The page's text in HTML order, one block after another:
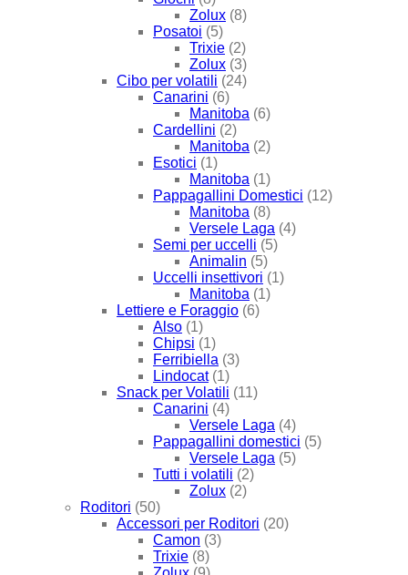
Zolux (8)
Posatoi (5)
Trixie (2)
Zolux (3)
Cibo per volatili (24)
Canarini (6)
Manitoba (6)
Cardellini (2)
Manitoba (2)
Esotici (1)
Manitoba (1)
Pappagallini Domestici (12)
Manitoba (8)
Versele Laga (4)
Semi per uccelli (5)
Animalin (5)
Uccelli insettivori (1)
Manitoba (1)
Lettiere e Foraggio (6)
Also (1)
Chipsi (1)
Ferribiella (3)
Lindocat (1)
Snack per Volatili (11)
Canarini (4)
Versele Laga (4)
Pappagallini domestici (5)
Versele Laga (5)
Tutti i volatili (2)
Zolux (2)
Roditori (50)
Accessori per Roditori (20)
Camon (3)
Trixie (8)